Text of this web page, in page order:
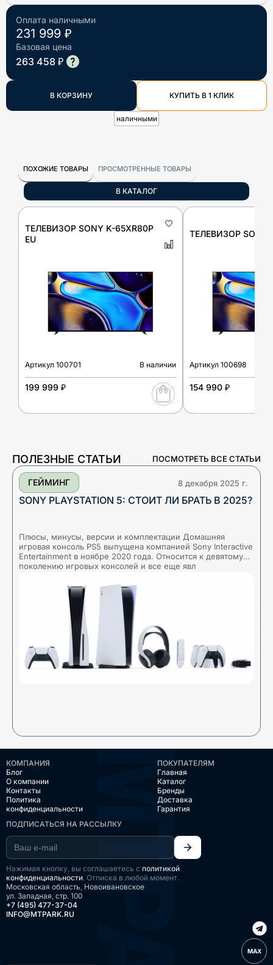
Оплата наличными
231 999 ₽
Базовая цена
263 458 ₽
В КОРЗИНУ КУПИТЬ В 1 КЛИК
наличными
ПОХОЖИЕ ТОВАРЫ ПРОСМОТРЕННЫЕ ТОВАРЫ
В КАТАЛОГ
ТЕЛЕВИЗОР SONY K-65XR80P
EU
Артикул 100701 В наличии
199 999 ₽
ТЕЛЕВИЗОР SONY
Артикул 100698
154 990 ₽
ПОЛЕЗНЫЕ СТАТЬИ ПОСМОТРЕТЬ ВСЕ СТАТЬИ
ГЕЙМИНГ 8 декабря 2025 г.
SONY PLAYSTATION 5: СТОИТ ЛИ БРАТЬ В 2025?
Плюсы, минусы, версии и комплектации Домашняя
игровая консоль PS5 выпущена компанией Sony Interactive
Entertainment в ноябре 2020 года. Относится к девятому
поколению игровых консолей и все еще явл
КОМПАНИЯ
Блог
О компании
Контакты
Политика
конфиденциальности
ПОКУПАТЕЛЯМ
Главная
Каталог
Бренды
Доставка
Гарантия
ПОДПИСАТЬСЯ НА РАССЫЛКУ
Нажимая кнопку, вы соглашаетесь с политикой
конфиденциальности. Отписка в любой момент.
Московская область, Новоивановское
ул. Западная, стр. 100
+7 (495) 477-37-04
INFO@MTPARK.RU
MAX